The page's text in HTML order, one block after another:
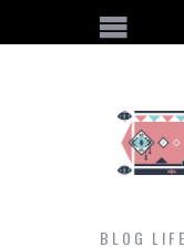
BLOG